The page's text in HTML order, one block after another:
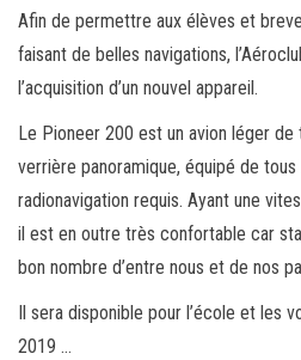
Afin de permettre aux élèves et
faisant de belles navigations,
l’acquisition d’un nouvel appareil.
Le Pioneer 200 est un avion léger de
verrière panoramique, équipé de
radionavigation requis. Ayant une
il est en outre très confortable car
bon nombre d’entre nous et de nos
Il sera disponible pour l’école et les
2019 …